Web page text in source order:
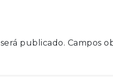
publicado. Campos